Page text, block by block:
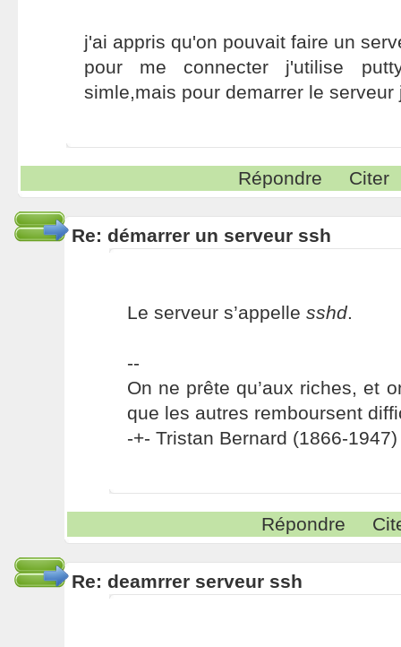
j'ai appris qu'on pouvait faire un
pour me connecter j'utilise
simle,mais pour demarrer le serveur
Répondre Citer
Re: démarrer un serveur ssh
Le serveur s’appelle sshd.
--
On ne prête qu’aux riches, et
que les autres remboursent
-+- Tristan Bernard (1866-1947)
Répondre
Re: deamrrer serveur ssh